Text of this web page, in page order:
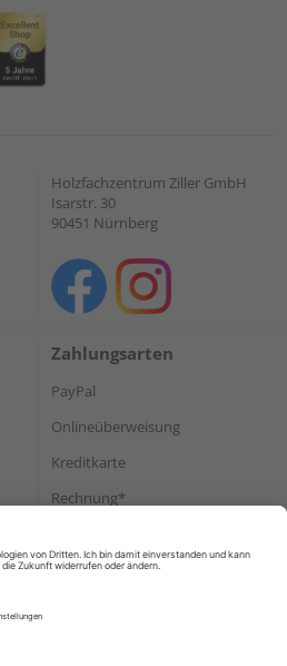
Holzfachzentrum Ziller GmbH
Isarstr. 30
90451 Nürnberg
Zahlungsarten
PayPal
Onlineüberweisung
Kreditkarte
Rechnung*
Versand